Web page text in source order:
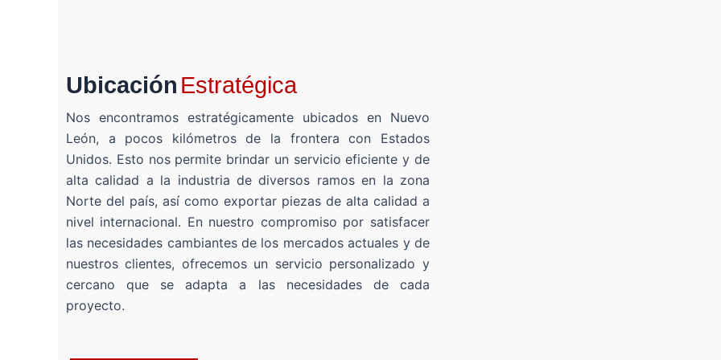
Ubicación Estratégica
Nos encontramos estratégicamente ubicados en Nuevo
León, a pocos kilómetros de la frontera con Estados
Unidos. Esto nos permite brindar un servicio eficiente y de
alta calidad a la industria de diversos ramos en la zona
Norte del país, así como exportar piezas de alta calidad a
nivel internacional. En nuestro compromiso por satisfacer
las necesidades cambiantes de los mercados actuales y de
nuestros clientes, ofrecemos un servicio personalizado y
cercano que se adapta a las necesidades de cada
proyecto.